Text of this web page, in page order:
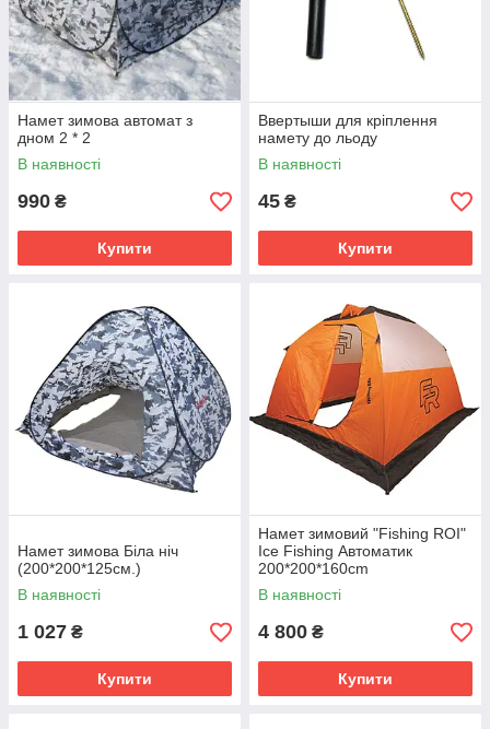
Намет зимова автомат з
дном 2 * 2
В наявності
990 ₴
Купити
Ввертыши для кріплення
намету до льоду
В наявності
45 ₴
Купити
Намет зимова Біла ніч
(200*200*125см.)
В наявності
1 027 ₴
Купити
Намет зимовий "Fishing ROI"
Ice Fishing Автоматик
200*200*160cm
В наявності
4 800 ₴
Купити